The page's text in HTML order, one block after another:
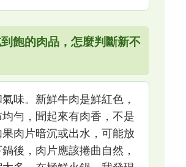
飽的肉品，怎麼判斷新不
味。新鮮牛肉是鮮紅色，
勻，聞起來有肉香，不是
肉片暗沉或出水，可能放
後，肉片應該捲曲自然，